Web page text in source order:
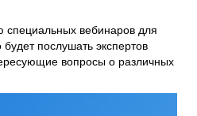
специальных вебинаров для
послушать экспертов
вопросы о различных